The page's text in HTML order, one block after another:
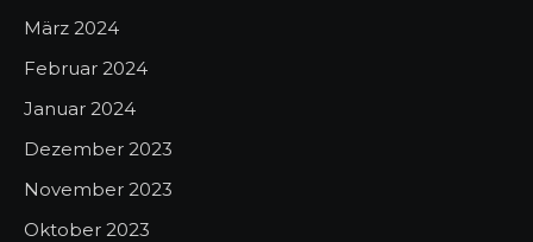
März 2024
Februar 2024
Januar 2024
Dezember 2023
November 2023
Oktober 2023